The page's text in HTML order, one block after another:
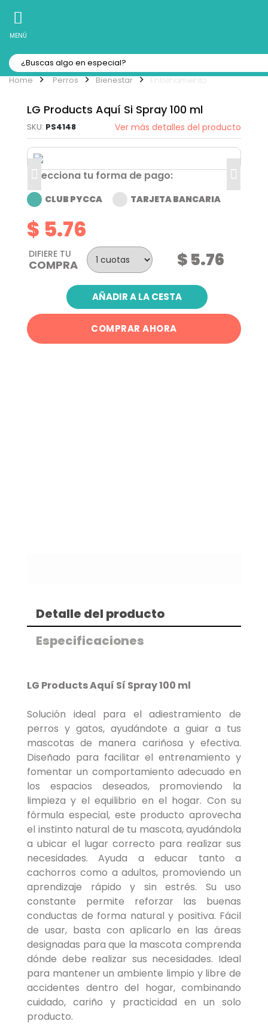
MENÚ
Perros Bienestar Entrenamiento
LG Products Aquí Si Spray 100 ml
PS4148 Ver más detalles del producto
Selecciona tu forma de pago:
CLUB PYCCA TARJETA BANCARIA
$ 5.76
DIFIERE TU
COMPRA $ 5.76
AÑADIR A LA CESTA
COMPRAR
Detalle del producto
Especificaciones
LG Products Aquí Sí Spray 100 ml
Solución ideal para el adiestramiento de
perros y gatos, ayudándote a guiar a tus
mascotas de manera cariñosa y efectiva.
Diseñado para facilitar el entrenamiento y
fomentar un comportamiento adecuado en
los espacios deseados, promoviendo la
limpieza y el equilibrio en el hogar. Con su
fórmula especial, este producto aprovecha
el instinto natural de tu mascota, ayudándola
a ubicar el lugar correcto para realizar sus
necesidades. Ayuda a educar tanto a
cachorros como a adultos, promoviendo un
aprendizaje rápido y sin estrés. Su uso
constante permite reforzar las buenas
conductas de forma natural y positiva. Fácil
de usar, basta con aplicarlo en las áreas
designadas para que la mascota comprenda
dónde debe realizar sus necesidades. Ideal
para mantener un ambiente limpio y libre de
accidentes dentro del hogar, combinando
cuidado, cariño y practicidad en un solo
producto.